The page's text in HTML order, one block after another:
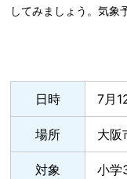
してみましょう。気象
日時 7月
場所 大
対象 小学